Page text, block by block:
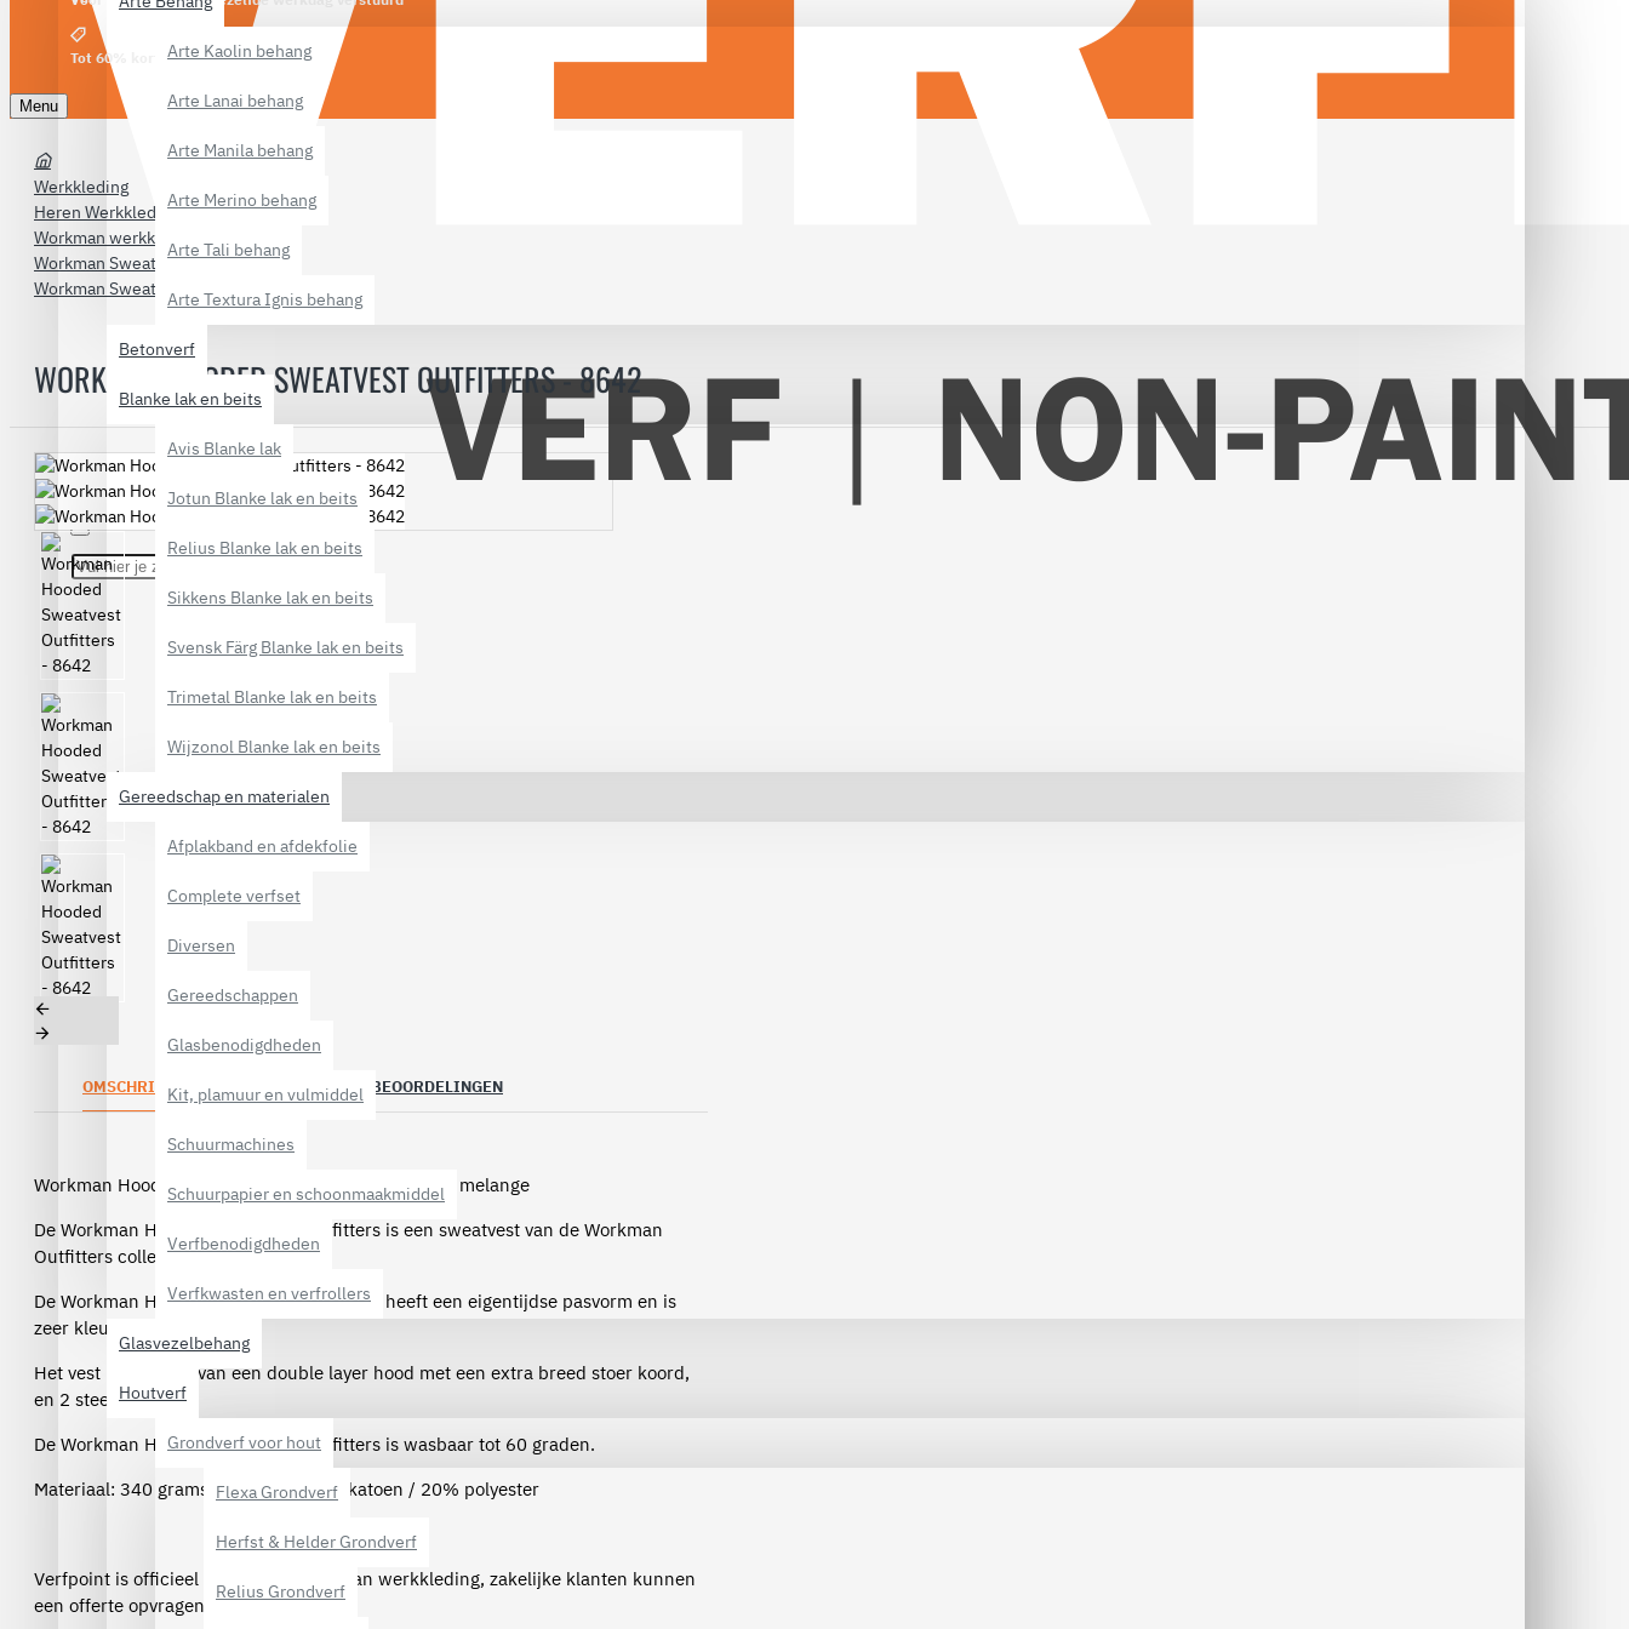
Arte Kaolin behang
Arte Lanai behang
Arte Manila behang
Arte Merino behang
Arte Tali behang
Arte Textura Ignis behang
Betonverf
Blanke lak en beits
Avis Blanke lak
Jotun Blanke lak en beits
Relius Blanke lak en beits
Sikkens Blanke lak en beits
Svensk Färg Blanke lak en beits
Trimetal Blanke lak en beits
Wijzonol Blanke lak en beits
Gereedschap en materialen
Afplakband en afdekfolie
Complete verfset
Diversen
Gereedschappen
Glasbenodigdheden
Kit, plamuur en vulmiddel
Schuurmachines
Schuurpapier en schoonmaakmiddel
Verfbenodigdheden
Verfkwasten en verfrollers
Glasvezelbehang
Houtverf
Grondverf voor hout
Flexa Grondverf
Herfst & Helder Grondverf
Relius Grondverf
Tot 60% korting
Menu
Werkkleding
Heren Werkkleding
Workman werkkleding
Workman Sweaters
Workman Sweatvest Outfitters - 8642
WORKMAN HOODED SWEATVEST OUTFITTERS - 8642
OMSCHRIJVING SPECIFICATIES BEOORDELINGEN
Workman Hooded Sweatvest Outfitters - 8642 grijs melange
De Workman Hooded Sweatvest Outfitters is een sweatvest van de Workman
Outfitters collectie.
De Workman Hooded Sweatvest Outfitters heeft een eigentijdse pasvorm en is
zeer kleurvast.
Het vest is voorzien van een double layer hood met een extra breed stoer koord,
en 2 steekzakken.
De Workman Hooded Sweatvest Outfitters is wasbaar tot 60 graden.
Materiaal: 340 grams, 80% kwaliteits-katoen / 20% polyester
Verfpoint is officieel dealer van Workman werkkleding, zakelijke klanten kunnen
een offerte opvragen per e-mail.